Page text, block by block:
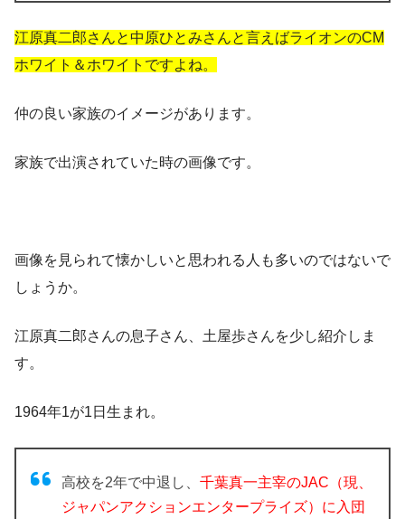
江原真二郎さんと中原ひとみさんと言えばライオンのCM
ホワイト＆ホワイトですよね。
仲の良い家族のイメージがあります。
家族で出演されていた時の画像です。
画像を見られて懐かしいと思われる人も多いのではないで
しょうか。
江原真二郎さんの息子さん、土屋歩さんを少し紹介しま
す。
1964年1が1日生まれ。
高校を2年で中退し、 千葉真一主宰のJAC（現、
ジャパンアクションエンタープライズ）に入団